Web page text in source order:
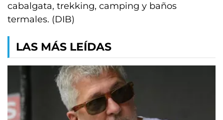
cabalgata, trekking, camping y baños
termales. (DIB)
LAS MÁS LEÍDAS